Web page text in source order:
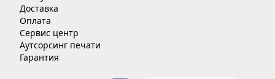
Доставка
Оплата
Сервис центр
Аутсорсинг печати
Гарантия